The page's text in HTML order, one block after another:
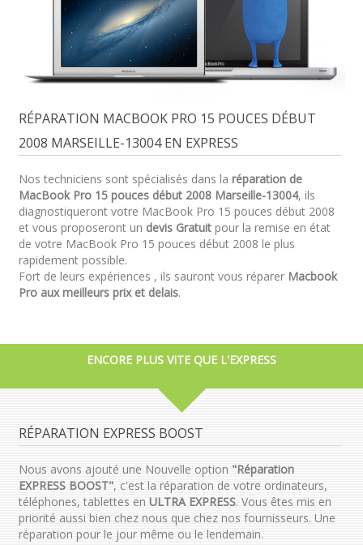
RÉPARATION MACBOOK PRO 15 POUCES DÉBUT
2008 MARSEILLE-13004 EN EXPRESS
Nos techniciens sont spécialisés dans la réparation de
MacBook Pro 15 pouces début 2008 Marseille-13004, ils
diagnostiqueront votre MacBook Pro 15 pouces début 2008
et vous proposeront un devis Gratuitpour la remise en état
de votre MacBook Pro 15 pouces début 2008 le plus
rapidement possible.
Fort de leurs expériences , ils sauront vous réparer Macbook
Pro aux meilleurs prix et delais.
ENCORE PLUS VITE QUE L'EXPRESS
RÉPARATION EXPRESS BOOST
Nous avons ajouté une Nouvelle option "Réparation
EXPRESS BOOST", c'est la réparation de votre ordinateurs,
téléphones, tablettes en ULTRA EXPRESS. Vous êtes mis en
priorité aussi bien chez nous que chez nos fournisseurs. Une
réparation pour le jour même ou le lendemain.